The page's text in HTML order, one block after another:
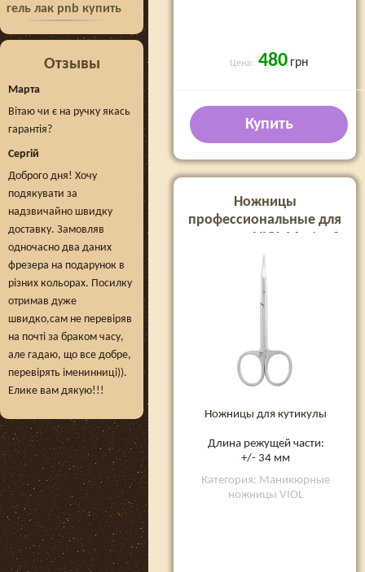
гель лак pnb купить
Отзывы
Марта
Вітаю чи є на ручку якась
гарантія?
Сергій
Доброго дня! Хочу
подякувати за
надзвичайно швидку
доставку. Замовляв
одночасно два даних
фрезера на подарунок в
різних кольорах. Посилку
отримав дуже
швидко,сам не перевіряв
на почті за браком часу,
але гадаю, що все добре,
перевірять іменинниці)).
Елике вам дякую!!!
Цена: 480 грн
Купить
Ножницы
профессиональные для
кутикулы VIOL Master 2
form K
Ножницы для кутикулы
Длина режущей части:
+/- 34 мм
Категория: Маникюрные
ножницы VIOL